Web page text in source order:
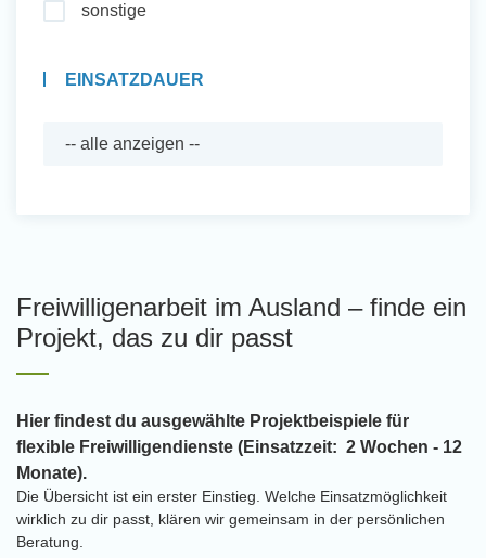
sonstige
EINSATZDAUER
Freiwilligenarbeit im Ausland – finde ein
Projekt, das zu dir passt
Hier findest du ausgewählte Projektbeispiele für
flexible Freiwilligendienste (Einsatzzeit: 2 Wochen - 12
Monate).
Die Übersicht ist ein erster Einstieg. Welche Einsatzmöglichkeit
wirklich zu dir passt, klären wir gemeinsam in der persönlichen
Beratung.